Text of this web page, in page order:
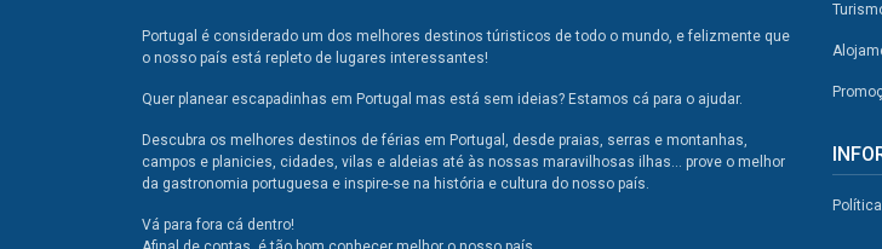
Portugal é considerado um dos melhores destinos túristicos de todo o mundo, e felizmente que
o nosso país está repleto de lugares interessantes!
Quer planear escapadinhas em Portugal mas está sem ideias? Estamos cá para o ajudar.
Descubra os melhores destinos de férias em Portugal, desde praias, serras e montanhas,
campos e planicies, cidades, vilas e aldeias até às nossas maravilhosas ilhas... prove o melhor
da gastronomia portuguesa e inspire-se na história e cultura do nosso país.
Vá para fora cá dentro!